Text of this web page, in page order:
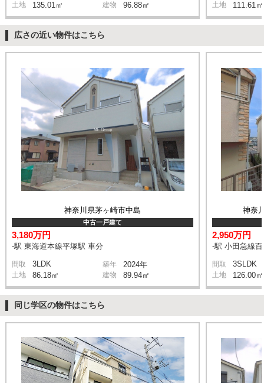
土地 135.01㎡ 建物 96.88㎡ 土地 111.61㎡
広さの近い物件はこちら
神奈川県茅ヶ崎市中島
中古一戸建て
3,180万円
-駅 東海道本線平塚駅 車分
間取 3LDK 築年 2024年
土地 86.18㎡ 建物 89.94㎡
神奈
2,950万円
-駅 小田急線
間取 3SLDK
土地 126.00㎡
同じ学区の物件はこちら